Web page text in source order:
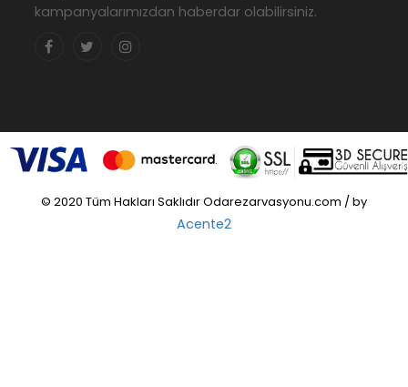
kampanyalarımızdan haberdar olabilirsiniz.
© 2020 Tüm Hakları Saklıdır Odarezarvasyonu.com / by
Acente2